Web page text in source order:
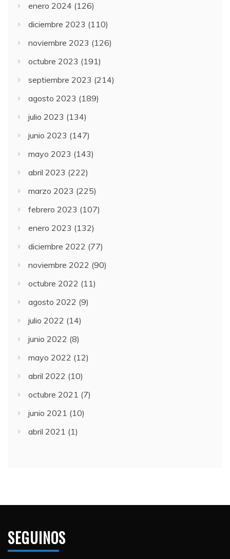
enero 2024 (126)
diciembre 2023 (110)
noviembre 2023 (126)
octubre 2023 (191)
septiembre 2023 (214)
agosto 2023 (189)
julio 2023 (134)
junio 2023 (147)
mayo 2023 (143)
abril 2023 (222)
marzo 2023 (225)
febrero 2023 (107)
enero 2023 (132)
diciembre 2022 (77)
noviembre 2022 (90)
octubre 2022 (11)
agosto 2022 (9)
julio 2022 (14)
junio 2022 (8)
mayo 2022 (12)
abril 2022 (10)
octubre 2021 (7)
junio 2021 (10)
abril 2021 (1)
SEGUINOS